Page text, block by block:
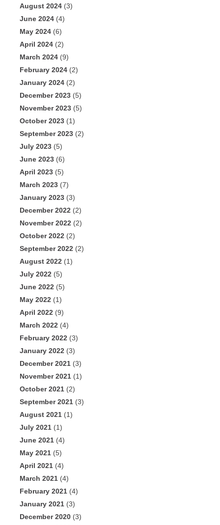
August 2024 (3)
June 2024 (4)
May 2024 (6)
April 2024 (2)
March 2024 (9)
February 2024 (2)
January 2024 (2)
December 2023 (5)
November 2023 (5)
October 2023 (1)
September 2023 (2)
July 2023 (5)
June 2023 (6)
April 2023 (5)
March 2023 (7)
January 2023 (3)
December 2022 (2)
November 2022 (2)
October 2022 (2)
September 2022 (2)
August 2022 (1)
July 2022 (5)
June 2022 (5)
May 2022 (1)
April 2022 (9)
March 2022 (4)
February 2022 (3)
January 2022 (3)
December 2021 (3)
November 2021 (1)
October 2021 (2)
September 2021 (3)
August 2021 (1)
July 2021 (1)
June 2021 (4)
May 2021 (5)
April 2021 (4)
March 2021 (4)
February 2021 (4)
January 2021 (3)
December 2020 (3)